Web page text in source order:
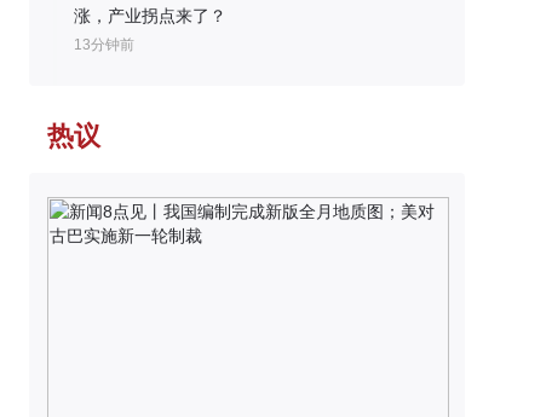
涨，产业拐点来了？
13分钟前
热议